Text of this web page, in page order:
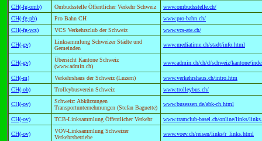
CH(-fg-omb)
Ombudsstelle Öffentlicher Verkehr Schweiz
www.ombudsstelle.ch/
CH(-fg-pb)
Pro Bahn CH
www.pro-bahn.ch/
CH(-fg-vcs)
VCS Verkehrsclub der Schweiz www.vcs-ate.ch/
CH(-gv)
Linksammlung Schweizer Städte und
Gemeinden
www.mediatime.ch/stadt/info.html
CH(-gv)
Übersicht Kantone Schweiz
(www.admin.ch)
www.admin.ch/ch/d/schweiz/kantone/
CH(-m) Verkehrshaus der Schweiz (Luzern)
www.verkehrshaus.ch/intro.htm
CH(-ob)
Trolleybusverein Schweiz www.trolleybus.ch/
CH(-ov)
Schweiz: Abkürzungen
Transportunternehmungen (Stefan Baguette)
www.busessen.de/abk-ch.html
CH(-ov) TCB-Linksammlung Öffentlicher Verkehr www.tramclub-basel.ch/online/links/
CH(-ov)
VÖV-Linksammlung Schweizer
Verkehrsbetriebe
www.voev.ch/reisen/links/r_links.html